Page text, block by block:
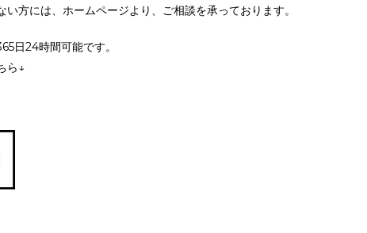
方には、ホームページより、ご相談を承っております。
日24時間可能です。
ら↓